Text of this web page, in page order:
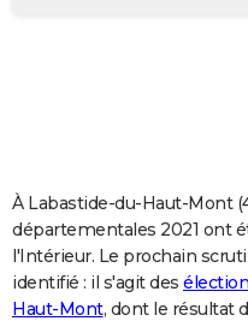
S'inscrire
Se connecter
Lycées
Collèges
Primaires
Universités
Entreprises
Service militaire
Avis de recherche
AVIS DE DÉCÈS
FORUM
Bricolage
Lifestyle
Culture
Sport
Auto
Television
Voyage
Cinema
À Labastide-du-Haut-Mont
départementales 2021 ont
l'Intérieur. Le prochain
identifié : il s'agit des
Haut-Mont, dont le résultat